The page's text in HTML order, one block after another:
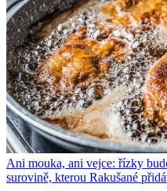
Ani mouka, ani vejce: řízky
surovině, kterou Rakušané